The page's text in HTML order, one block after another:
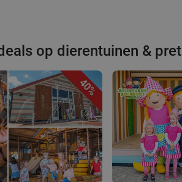
op dierentuinen &
40%